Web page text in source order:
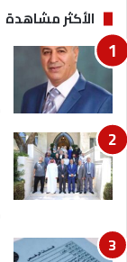
م
ل
ي
و
ن
د
ي
ن
ا
ر
خ
ا
ة
ت
ر
ج
ه
ا
ب
ت
ق
ي
ر
الأكثر مشاهدة